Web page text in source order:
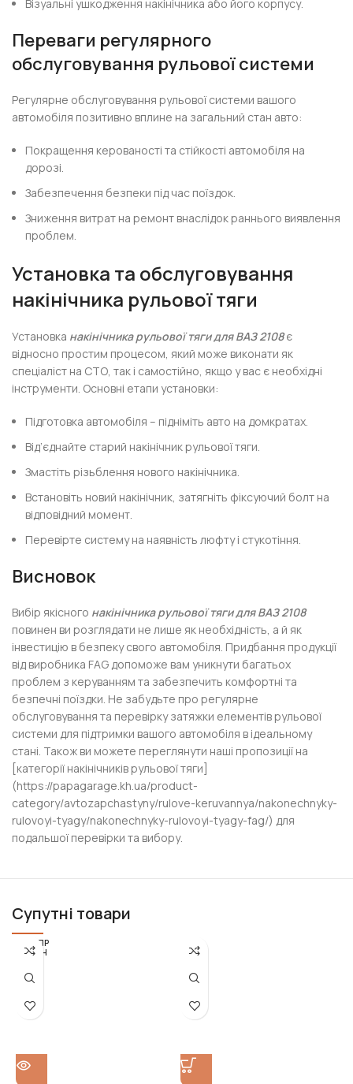
Візуальні ушкодження накінічника або його корпусу.
Переваги регулярного
обслуговування рульової системи
Регулярне обслуговування рульової системи вашого
автомобіля позитивно вплине на загальний стан авто:
Покращення керованості та стійкості автомобіля на
дорозі.
Забезпечення безпеки під час поїздок.
Зниження витрат на ремонт внаслідок раннього виявлення
проблем.
Установка та обслуговування
накінічника рульової тяги
Установка накінічника рульової тяги для ВАЗ 2108є
відносно простим процесом, який може виконати як
спеціаліст на СТО, так і самостійно, якщо у вас є необхідні
інструменти. Основні етапи установки:
Підготовка автомобіля – підніміть авто на домкратах.
Від’єднайте старий накінічник рульової тяги.
Змастіть різьблення нового накінічника.
Встановіть новий накінічник, затягніть фіксуючий болт на
відповідний момент.
Перевірте систему на наявність люфту і стукотіння.
Висновок
Вибір якісного накінічника рульової тяги для ВАЗ 2108
повинен ви розглядати не лише як необхідність, а й як
інвестицію в безпеку свого автомобіля. Придбання продукції
від виробника FAG допоможе вам уникнути багатьох
проблем з керуванням та забезпечить комфортні та
безпечні поїздки. Не забудьте про регулярне
обслуговування та перевірку затяжки елементів рульової
системи для підтримки вашого автомобіля в ідеальному
стані. Також ви можете переглянути наші пропозиції на
[категорії накінічників рульової тяги]
(https://papagarage.kh.ua/product-
category/avtozapchastyny/rulove-keruvannya/nakonechnyky-
rulovoyi-tyagy/nakonechnyky-rulovoyi-tyagy-fag/) для
подальшої перевірки та вибору.
Супутні товари
РОЗПР
ОДАН